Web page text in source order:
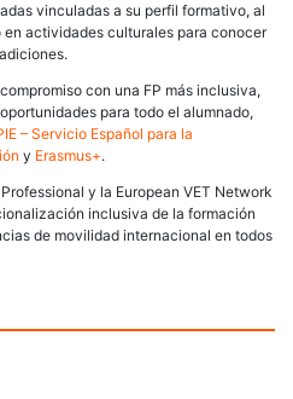
vinculadas a su perfil formativo, al
actividades culturales para conocer
con una FP más inclusiva,
para todo el alumnado,
– Servicio Español para la
y Erasmus+.
y la European VET Network
inclusiva de la formación
de movilidad internacional en todos